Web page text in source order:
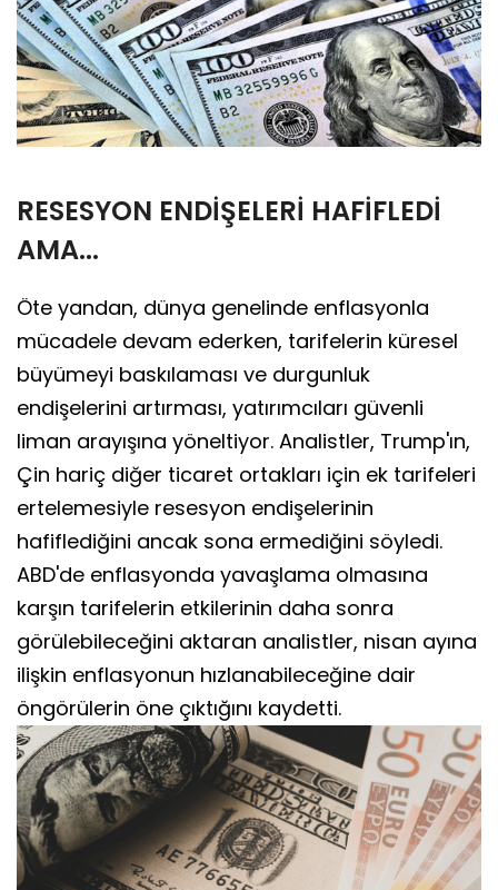
RESESYON ENDİŞELERİ HAFİFLEDİ
AMA...
Öte yandan, dünya genelinde enflasyonla
mücadele devam ederken, tarifelerin küresel
büyümeyi baskılaması ve durgunluk
endişelerini artırması, yatırımcıları güvenli
liman arayışına yöneltiyor. Analistler, Trump'ın,
Çin hariç diğer ticaret ortakları için ek tarifeleri
ertelemesiyle resesyon endişelerinin
hafiflediğini ancak sona ermediğini söyledi.
ABD'de enflasyonda yavaşlama olmasına
karşın tarifelerin etkilerinin daha sonra
görülebileceğini aktaran analistler, nisan ayına
ilişkin enflasyonun hızlanabileceğine dair
öngörülerin öne çıktığını kaydetti.